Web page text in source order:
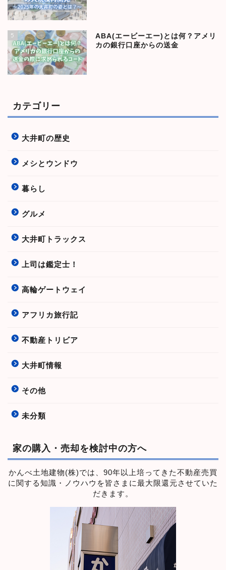
5
ABA(エービーエー)とは何？アメリ
カの銀行口座からの送金
カテゴリー
大井町の歴史
メシとウンドウ
暮らし
グルメ
大井町トラックス
上司は鑑定士！
高輪ゲートウェイ
アフリカ旅行記
不動産トリビア
大井町情報
その他
未分類
家の購入・売却を検討中の方へ
かんべ土地建物(株)では、90年以上培ってきた不動産売買
に関する知識・ノウハウを皆さまに最大限還元させていた
だきます。